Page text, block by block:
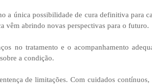
a única possibilidade de cura definitiva para
vêm abrindo novas perspectivas para o futuro.
no tratamento e o acompanhamento
a condição.
de limitações. Com cuidados contínuos,